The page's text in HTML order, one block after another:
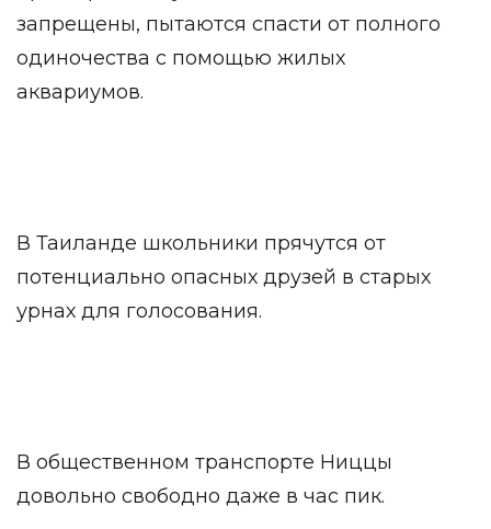
запрещены, пытаются спасти от полного
одиночества с помощью жилых
аквариумов.
В Таиланде школьники прячутся от
потенциально опасных друзей в старых
урнах для голосования.
В общественном транспорте Ниццы
довольно свободно даже в час пик.